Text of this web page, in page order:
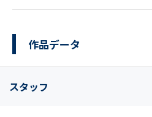
作品データ
スタッフ